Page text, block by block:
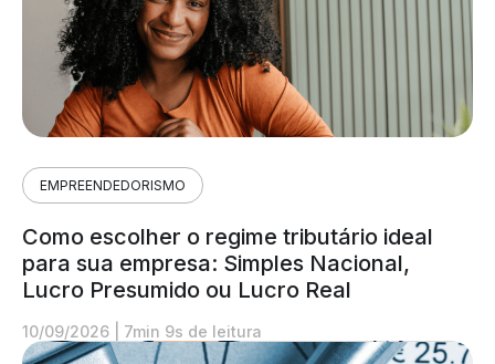
EMPREENDEDORISMO
Como escolher o regime tributário ideal
para sua empresa: Simples Nacional,
Lucro Presumido ou Lucro Real
10/09/2026 7min 9s de leitura